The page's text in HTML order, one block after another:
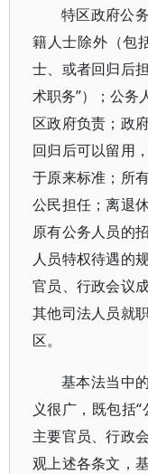
特区政府公
籍人士除外（包
士、或者回归后
术职务”）；公务
区政府负责；政
回归后可以留用
于原来标准；所
公民担任；离退
原有公务人员的
人员特权待遇的
官员、行政会议
其他司法人员就
区。
基本法当中
义很广，既包括
主要官员、行政
观上述各条文，